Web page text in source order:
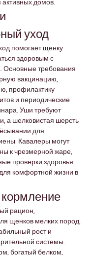
активных домов.
уход
помогает щенку
здоровым с
Основные требования
вакцинацию,
профилактику
и периодические
Уши требуют
а шелковистая шерсть
для
Кавалеры могут
к чрезмерной жаре,
проверки здоровья
комфортной жизни в
рацион,
щенков мелких пород,
рост и
системы.
богатый белком,